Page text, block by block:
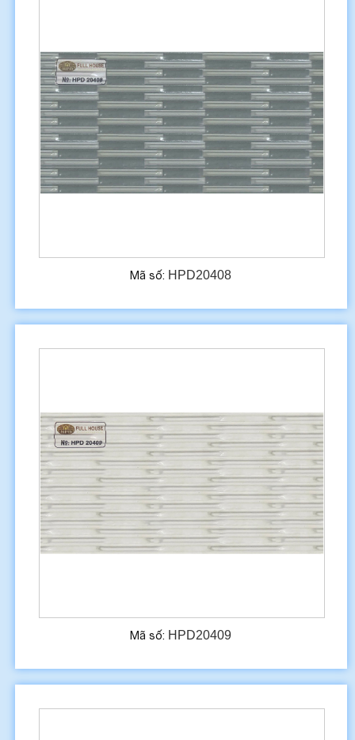
Mã số: HPD20408
Mã số: HPD20409